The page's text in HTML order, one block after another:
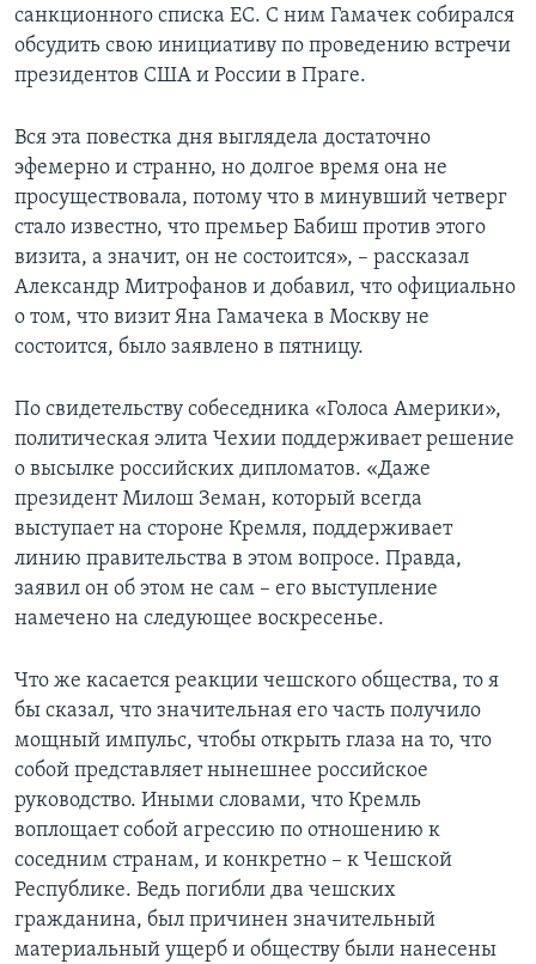
санкционного списка ЕС. С ним Гамачек собирался
обсудить свою инициативу по проведению встречи
президентов США и России в Праге.
Вся эта повестка дня выглядела достаточно
эфемерно и странно, но долгое время она не
просуществовала, потому что в минувший четверг
стало известно, что премьер Бабиш против этого
визита, а значит, он не состоится», – рассказал
Александр Митрофанов и добавил, что официально
о том, что визит Яна Гамачека в Москву не
состоится, было заявлено в пятницу.
По свидетельству собеседника «Голоса Америки»,
политическая элита Чехии поддерживает решение
о высылке российских дипломатов. «Даже
президент Милош Земан, который всегда
выступает на стороне Кремля, поддерживает
линию правительства в этом вопросе. Правда,
заявил он об этом не сам – его выступление
намечено на следующее воскресенье.
Что же касается реакции чешского общества, то я
бы сказал, что значительная его часть получило
мощный импульс, чтобы открыть глаза на то, что
собой представляет нынешнее российское
руководство. Иными словами, что Кремль
воплощает собой агрессию по отношению к
соседним странам, и конкретно – к Чешской
Республике. Ведь погибли два чешских
гражданина, был причинен значительный
материальный ущерб и обществу были нанесены